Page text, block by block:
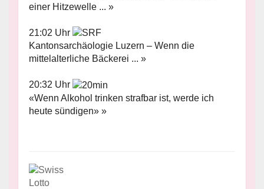
einer Hitzewelle ... »
21:02 Uhr
Kantonsarchäologie Luzern – Wenn die
mittelalterliche Bäckerei ... »
20:32 Uhr
«Wenn Alkohol trinken strafbar ist, werde ich
heute sündigen» »